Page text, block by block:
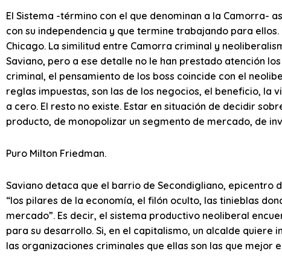
El Sistema -término con el que denominan a la Camorra-
con su independencia y que termine trabajando para
Chicago. La similitud entre Camorra criminal y
Saviano, pero a ese detalle no le han prestado atención
criminal, el pensamiento de los boss coincide con el
reglas impuestas, son las de los negocios, el beneficio, la
a cero. El resto no existe. Estar en situación de decidir
producto, de monopolizar un segmento de mercado, de
Puro Milton Friedman.
Saviano detaca que el barrio de Secondigliano, epicentro
“los pilares de la economía, el filón oculto, las tinieblas
mercado”. Es decir, el sistema productivo neoliberal
para su desarrollo. Si, en el capitalismo, un alcalde quiere
las organizaciones criminales que ellas son las que